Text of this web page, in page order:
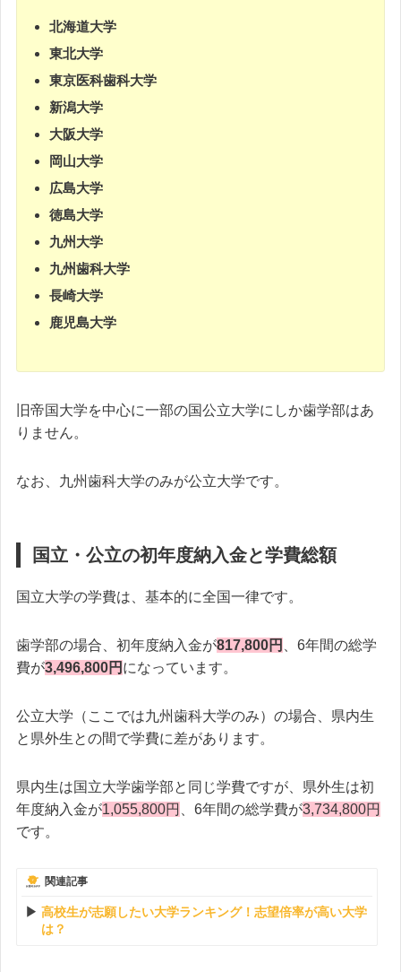
北海道大学
東北大学
東京医科歯科大学
新潟大学
大阪大学
岡山大学
広島大学
徳島大学
九州大学
九州歯科大学
長崎大学
鹿児島大学
旧帝国大学を中心に一部の国公立大学にしか歯学部はあ
りません。
なお、九州歯科大学のみが公立大学です。
国立・公立の初年度納入金と学費総額
国立大学の学費は、基本的に全国一律です。
歯学部の場合、初年度納入金が817,800円
、6年間の総学
費が3,496,800円 になっています。
公立大学（ここでは九州歯科大学のみ）の場合、県内生
と県外生との間で学費に差があります。
県内生は国立大学歯学部と同じ学費ですが、県外生は初
年度納入金が1,055,800円 、6年間の総学費が3,734,800円
です。
関連記事
高校生が志願したい大学ランキング！志望倍率が高い大学
は？